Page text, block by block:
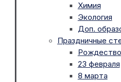
Химия
Экология
Доп.
Праздничные
Рождество
23 февраля
8 марта